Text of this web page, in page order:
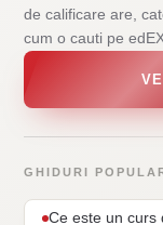
de calificare are,
cum o cauti pe
GHIDURI
Ce este un curs